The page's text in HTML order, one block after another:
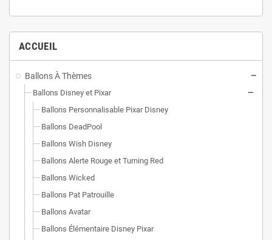
ACCUEIL
Ballons À Thèmes
Ballons Disney et Pixar
Ballons Personnalisable Pixar Disney
Ballons DeadPool
Ballons Wish Disney
Ballons Alerte Rouge et Turning Red
Ballons Wicked
Ballons Pat Patrouille
Ballons Avatar
Ballons Élémentaire Disney Pixar